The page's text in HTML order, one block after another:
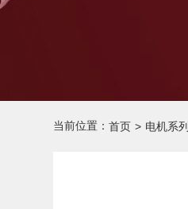
当前位置：首页 > 电机系列